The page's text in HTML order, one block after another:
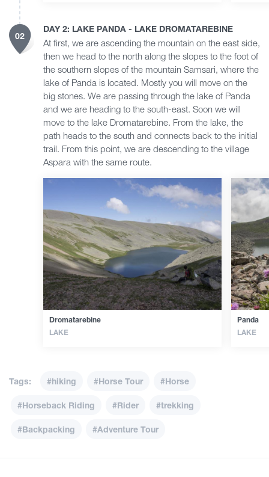
02
DAY 2: LAKE PANDA - LAKE DROMATAREBINE
At first, we are ascending the mountain on the east side,
then we head to the north along the slopes to the foot of
the southern slopes of the mountain Samsari, where the
lake of Panda is located. Mostly you will move on the
big stones. We are passing through the lake of Panda
and we are heading to the south-east. Soon we will
move to the lake Dromatarebine. From the lake, the
path heads to the south and connects back to the initial
trail. From this point, we are descending to the village
Aspara with the same route.
Dromatarebine
LAKE
Panda
LAKE
Tags: #hiking #Horse Tour #Horse
#Horseback Riding #Rider #trekking
#Backpacking #Adventure Tour